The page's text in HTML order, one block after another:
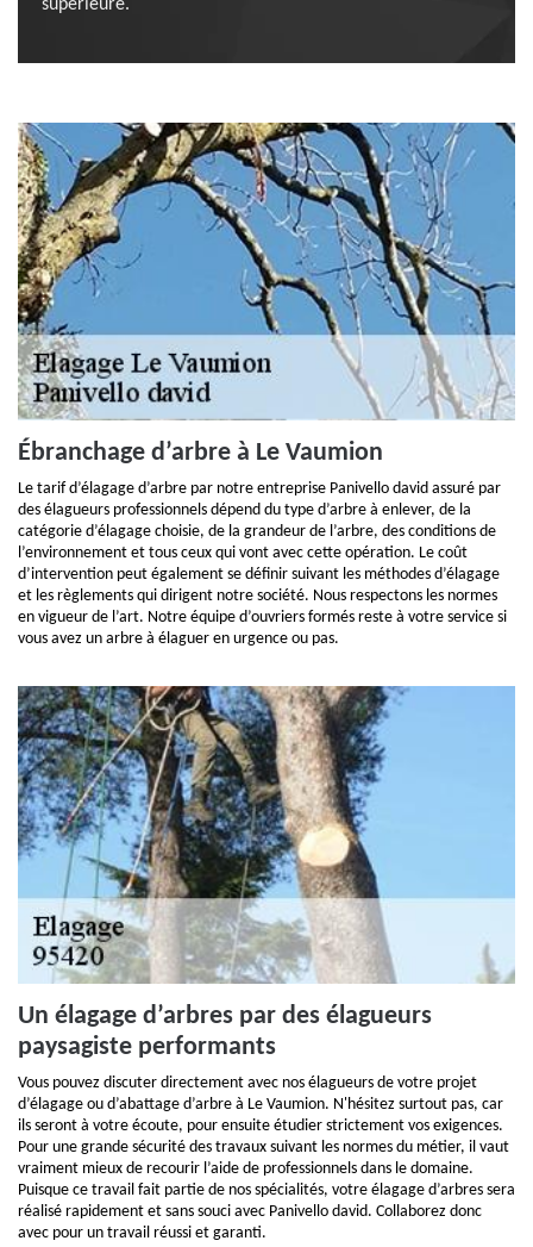
supérieure.
Ébranchage d’arbre à Le Vaumion
Le tarif d’élagage d’arbre par notre entreprise Panivello david assuré par
des élagueurs professionnels dépend du type d’arbre à enlever, de la
catégorie d’élagage choisie, de la grandeur de l’arbre, des conditions de
l’environnement et tous ceux qui vont avec cette opération. Le coût
d’intervention peut également se définir suivant les méthodes d’élagage
et les règlements qui dirigent notre société. Nous respectons les normes
en vigueur de l’art. Notre équipe d’ouvriers formés reste à votre service si
vous avez un arbre à élaguer en urgence ou pas.
Un élagage d’arbres par des élagueurs
paysagiste performants
Vous pouvez discuter directement avec nos élagueurs de votre projet
d’élagage ou d’abattage d’arbre à Le Vaumion. N'hésitez surtout pas, car
ils seront à votre écoute, pour ensuite étudier strictement vos exigences.
Pour une grande sécurité des travaux suivant les normes du métier, il vaut
vraiment mieux de recourir l’aide de professionnels dans le domaine.
Puisque ce travail fait partie de nos spécialités, votre élagage d’arbres sera
réalisé rapidement et sans souci avec Panivello david. Collaborez donc
avec pour un travail réussi et garanti.